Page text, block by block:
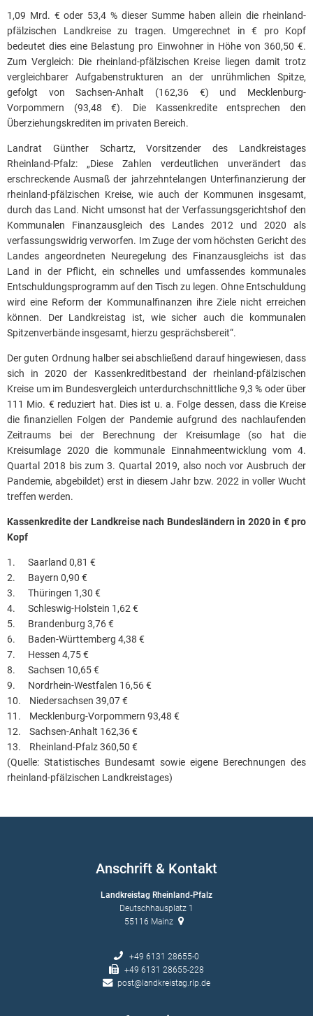
1,09 Mrd. € oder 53,4 % dieser Summe haben allein die rheinland-
pfälzischen Landkreise zu tragen. Umgerechnet in € pro Kopf
bedeutet dies eine Belastung pro Einwohner in Höhe von 360,50 €.
Zum Vergleich: Die rheinland-pfälzischen Kreise liegen damit trotz
vergleichbarer Aufgabenstrukturen an der unrühmlichen Spitze,
gefolgt von Sachsen-Anhalt (162,36 €) und Mecklenburg-
Vorpommern (93,48 €). Die Kassenkredite entsprechen den
Überziehungskrediten im privaten Bereich.
Landrat Günther Schartz, Vorsitzender des Landkreistages
Rheinland-Pfalz: „Diese Zahlen verdeutlichen unverändert das
erschreckende Ausmaß der jahrzehntelangen Unterfinanzierung der
rheinland-pfälzischen Kreise, wie auch der Kommunen insgesamt,
durch das Land. Nicht umsonst hat der Verfassungsgerichtshof den
Kommunalen Finanzausgleich des Landes 2012 und 2020 als
verfassungswidrig verworfen. Im Zuge der vom höchsten Gericht des
Landes angeordneten Neuregelung des Finanzausgleichs ist das
Land in der Pflicht, ein schnelles und umfassendes kommunales
Entschuldungsprogramm auf den Tisch zu legen. Ohne Entschuldung
wird eine Reform der Kommunalfinanzen ihre Ziele nicht erreichen
können. Der Landkreistag ist, wie sicher auch die kommunalen
Spitzenverbände insgesamt, hierzu gesprächsbereit“.
Der guten Ordnung halber sei abschließend darauf hingewiesen, dass
sich in 2020 der Kassenkreditbestand der rheinland-pfälzischen
Kreise um im Bundesvergleich unterdurchschnittliche 9,3 % oder über
111 Mio. € reduziert hat. Dies ist u. a. Folge dessen, dass die Kreise
die finanziellen Folgen der Pandemie aufgrund des nachlaufenden
Zeitraums bei der Berechnung der Kreisumlage (so hat die
Kreisumlage 2020 die kommunale Einnahmeentwicklung vom 4.
Quartal 2018 bis zum 3. Quartal 2019, also noch vor Ausbruch der
Pandemie, abgebildet) erst in diesem Jahr bzw. 2022 in voller Wucht
treffen werden.
Kassenkredite der Landkreise nach Bundesländern in 2020 in € pro
Kopf
1. Saarland 0,81 €
2. Bayern 0,90 €
3. Thüringen 1,30 €
4. Schleswig-Holstein 1,62 €
5. Brandenburg 3,76 €
6. Baden-Württemberg 4,38 €
7. Hessen 4,75 €
8. Sachsen 10,65 €
9. Nordrhein-Westfalen 16,56 €
10. Niedersachsen 39,07 €
11. Mecklenburg-Vorpommern 93,48 €
12. Sachsen-Anhalt 162,36 €
13. Rheinland-Pfalz 360,50 €
(Quelle: Statistisches Bundesamt sowie eigene Berechnungen des
rheinland-pfälzischen Landkreistages)
Anschrift & Kontakt
Landkreistag Rheinland-Pfalz
Deutschhausplatz 1
55116 Mainz
+49 6131 28655-0
+49 6131 28655-228
post@landkreistag.rlp.de